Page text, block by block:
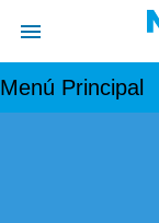
Menú Principal